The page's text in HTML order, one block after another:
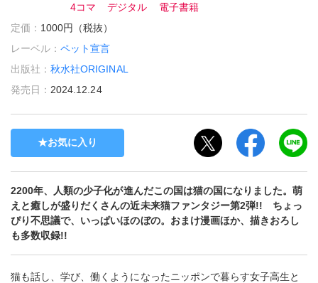
4コマ
デジタル
電子書籍
定価： 1000円（税抜）
レーベル：ペット宣言
出版社：秋水社ORIGINAL
発売日： 2024.12.24
お気に入り
2200年、人類の少子化が進んだこの国は猫の国になりました。萌
えと癒しが盛りだくさんの近未来猫ファンタジー第2弾!! ちょっ
ぴり不思議で、いっぱいほのぼの。おまけ漫画ほか、描きおろし
も多数収録!!
猫も話し、学び、働くようになったニッポンで暮らす女子高生と